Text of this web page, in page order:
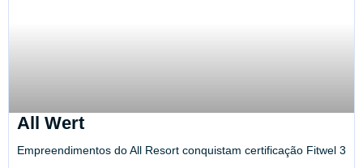
All Wert
Empreendimentos do All Resort conquistam certificação Fitwel 3